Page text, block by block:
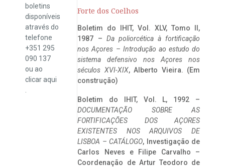
boletins
disponíveis
através do
telefone
+351 295
090 137
ou ao
clicaraqui
Forte dos Coelhos
Boletim do IHIT, Vol. XLV, Tomo II,
1987 – Da poliorcética à fortificação
nos Açores – Introdução ao estudo do
sistema defensivo nos Açores nos
séculos XVI-XIX, Alberto Vieira. (Em
construção)
Boletim do IHIT, Vol. L, 1992 –
DOCUMENTAÇÃO SOBRE AS
FORTIFICAÇÕES DOS AÇORES
EXISTENTES NOS ARQUIVOS DE
LISBOA – CATÁLOGO, Investigação de
Carlos Neves e Filipe Carvalho –
Coordenação de Artur Teodoro de